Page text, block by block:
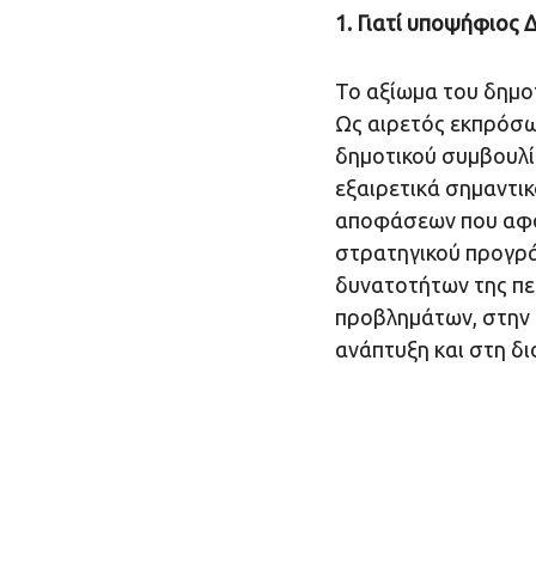
1. Γιατί υποψήφιος
Το αξίωμα του
Ως αιρετός
δημοτικού
εξαιρετικά
αποφάσεων που
στρατηγικού
δυνατοτήτων της
προβλημάτων, στην
ανάπτυξη και στη